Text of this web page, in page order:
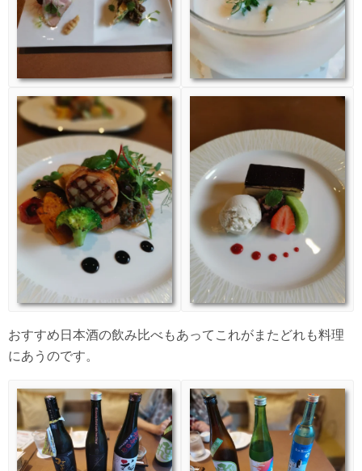
おすすめ日本酒の飲み比べもあってこれがまたどれも料理
にあうのです。